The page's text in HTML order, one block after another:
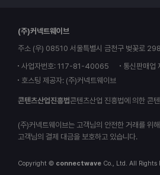
(주)커넥트웨이브
주소 (우) 08510 서울특별시 금천구 벚꽃로
사업자번호: 117-81-40065
통신판매
호스팅 제공자: (주)커넥트웨이브
콘텐츠산업진흥법콘텐츠산업 진흥법에 의한 콘
(주)커넥트웨이브는 고객님의 안전한 거래를 위
고객님의 결제 대금을 보호하고 있습니다.
Copyright © connectwave Co., Ltd. All Rights